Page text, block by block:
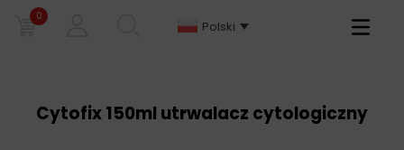
0
Polski
Primary
Cytofix 150ml utrwalacz cytologiczny